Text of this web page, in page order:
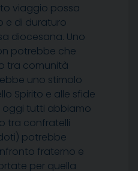
viaggio possa
e di duraturo
diocesana. Uno
potrebbe che
tra comunità
uno stimolo
Spirito e alle sfide
oggi tutti abbiamo
tra confratelli
potrebbe
fraterno e
per quella